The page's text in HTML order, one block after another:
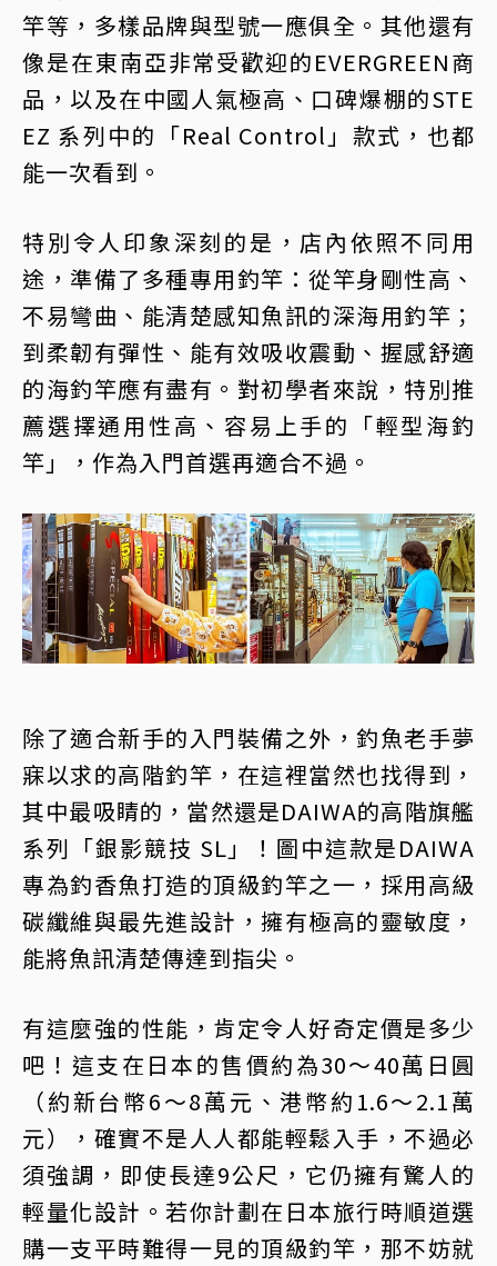
竿等，多樣品牌與型號一應俱全。其他還有
像是在東南亞非常受歡迎的EVERGREEN商
品，以及在中國人氣極高、口碑爆棚的STE
EZ 系列中的「Real Control」款式，也都
能一次看到。
特別令人印象深刻的是，店內依照不同用
途，準備了多種專用釣竿：從竿身剛性高、
不易彎曲、能清楚感知魚訊的深海用釣竿；
到柔韌有彈性、能有效吸收震動、握感舒適
的海釣竿應有盡有。對初學者來說，特別推
薦選擇通用性高、容易上手的「輕型海釣
竿」，作為入門首選再適合不過。
除了適合新手的入門裝備之外，釣魚老手夢
寐以求的高階釣竿，在這裡當然也找得到，
其中最吸睛的，當然還是DAIWA的高階旗艦
系列「銀影競技 SL」！圖中這款是DAIWA
專為釣香魚打造的頂級釣竿之一，採用高級
碳纖維與最先進設計，擁有極高的靈敏度，
能將魚訊清楚傳達到指尖。
有這麼強的性能，肯定令人好奇定價是多少
吧！這支在日本的售價約為30～40萬日圓
（約新台幣6～8萬元、港幣約1.6～2.1萬
元），確實不是人人都能輕鬆入手，不過必
須強調，即使長達9公尺，它仍擁有驚人的
輕量化設計。若你計劃在日本旅行時順道選
購一支平時難得一見的頂級釣竿，那不妨就